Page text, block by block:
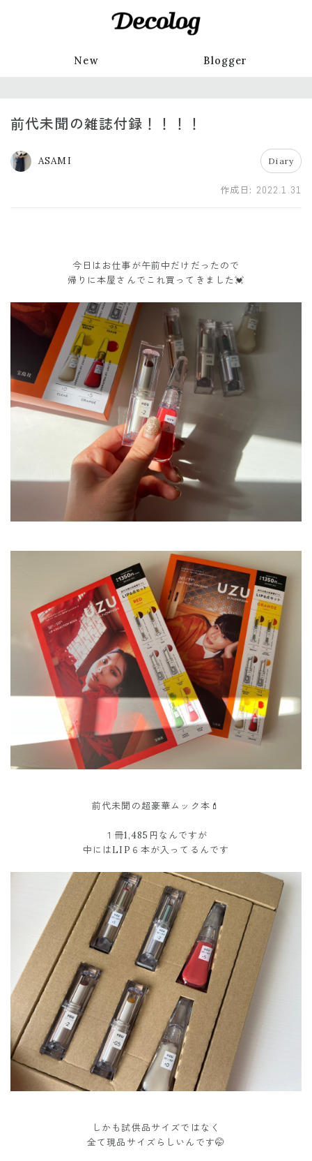
New Blogger
前代未聞の雑誌付録！！！！
ASAMI Diary
作成日: 2022.1.31
今日はお仕事が午前中だけだったので
帰りに本屋さんでこれ買ってきました💓
前代未聞の超豪華ムック本💄
１冊1,485円なんですが
中にはLIP６本が入ってるんです
しかも試供品サイズではなく
全て現品サイズらしいんです🤭